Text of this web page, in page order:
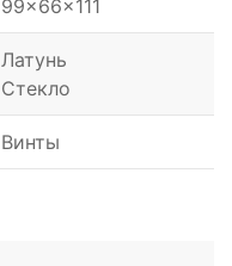
99x66x111
Латунь
Стекло
Винты